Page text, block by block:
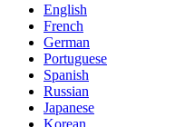
English
French
German
Portuguese
Spanish
Russian
Japanese
Korean